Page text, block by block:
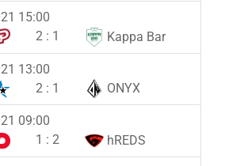
15:00
2 : 1 Kappa Bar
13:00
2 : 1 ONYX
09:00
1 : 2 hREDS